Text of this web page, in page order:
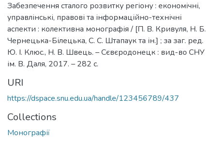
Забезпечення сталого розвитку регіону : економічні,
управлінські, правові та інформаційно-технічні
аспекти : колективна монографія / [П. В. Кривуля, Н. Б.
Чернецька-Білецька, С. С. Штапаук та ін.] ; за заг. ред.
Ю. І. Клюс., Н. В. Швець. – Сєвєродонецк : вид-во СНУ
ім. В. Даля, 2017. – 282 с.
URI
https://dspace.snu.edu.ua/handle/123456789/437
Collections
Монографії